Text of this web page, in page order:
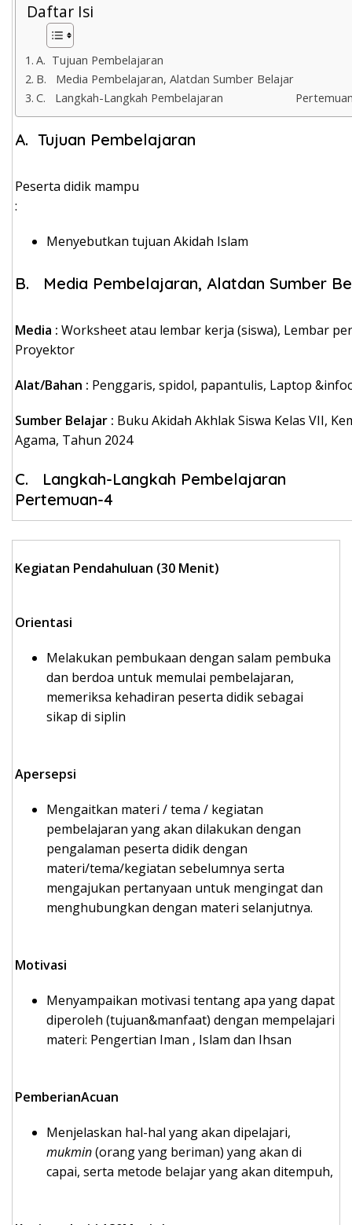
Daftar Isi
A. Tujuan Pembelajaran
B. Media Pembelajaran, Alatdan Sumber Belajar
C. Langkah-Langkah Pembelajaran
A. Tujuan Pembelajaran
Peserta didik mampu
Menyebutkan tujuan Akidah Islam
B. Media Pembelajaran, Alatdan Sumber
Media : Worksheet atau lembar kerja (siswa), Lembar
Proyektor
Alat/Bahan : Penggaris, spidol, papantulis, Laptop
Sumber Belajar : Buku Akidah Akhlak Siswa Kelas VII,
Agama, Tahun 2024
C. Langkah-Langkah
Pertemuan-4
Kegiatan Pendahuluan (30 Menit)
Orientasi
Melakukan pembukaan dengan salam pembuka
dan berdoa untuk memulai pembelajaran,
memeriksa kehadiran peserta didik sebagai
sikap di siplin
Apersepsi
Mengaitkan materi / tema / kegiatan
pembelajaran yang akan dilakukan dengan
pengalaman peserta didik dengan
materi/tema/kegiatan sebelumnya serta
mengajukan pertanyaan untuk mengingat dan
menghubungkan dengan materi selanjutnya.
Motivasi
Menyampaikan motivasi tentang apa yang dapat
diperoleh (tujuan&manfaat) dengan mempelajari
materi: Pengertian Iman , Islam dan Ihsan
PemberianAcuan
Menjelaskan hal-hal yang akan dipelajari,
mukmin(orang yang beriman) yang akan di
capai, serta metode belajar yang akan ditempuh,